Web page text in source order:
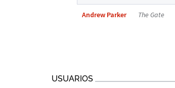
Andrew Parker The Gate
USUARIOS